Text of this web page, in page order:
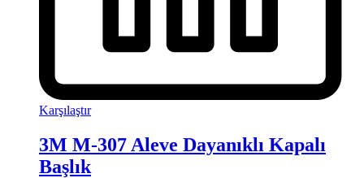
Karşılaştır
3M M-307 Aleve Dayanıklı Kapalı
Başlık